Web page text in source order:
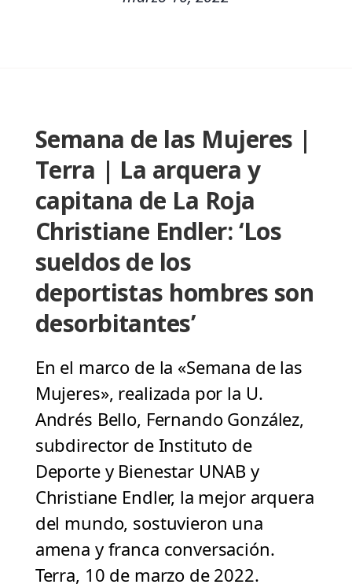
Semana de las Mujeres |
Terra | La arquera y
capitana de La Roja
Christiane Endler: ‘Los
sueldos de los
deportistas hombres son
desorbitantes’
En el marco de la «Semana de las
Mujeres», realizada por la U.
Andrés Bello, Fernando González,
subdirector de Instituto de
Deporte y Bienestar UNAB y
Christiane Endler, la mejor arquera
del mundo, sostuvieron una
amena y franca conversación.
Terra, 10 de marzo de 2022.